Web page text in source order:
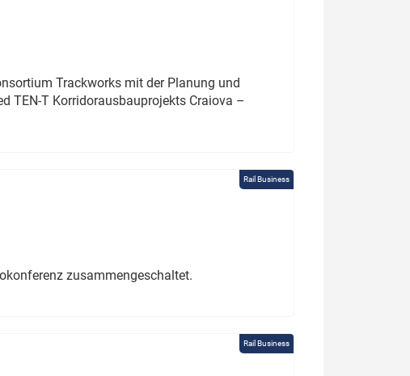
Trackworks mit der Planung und
TEN-T Korridorausbauprojekts Craiova –
Rail Business
zusammengeschaltet.
Rail Business